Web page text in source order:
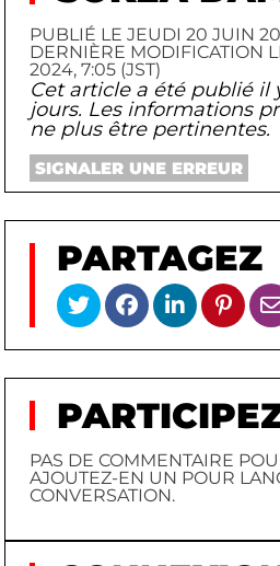
PUBLIÉ LE JEUDI 20 JUIN
DERNIÈRE MODIFICATION
2024, 7:05 (JST)
Cet article a été publié il
jours. Les informations
ne plus être pertinentes.
SIGNALER UNE ERREUR
PARTAGEZ
PAS DE COMMENTAIRE
AJOUTEZ-EN UN POUR
CONVERSATION.